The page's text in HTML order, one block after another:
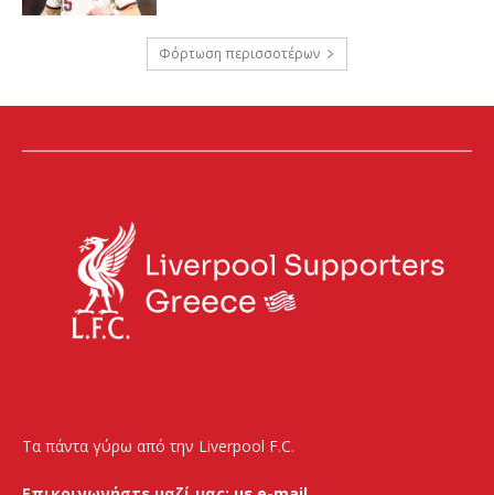
Φόρτωση περισσοτέρων
Τα πάντα γύρω από την Liverpool F.C.